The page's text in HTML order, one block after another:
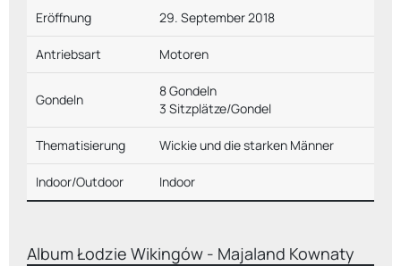
Eröffnung 29. September 2018
Antriebsart Motoren
Gondeln
8 Gondeln
3 Sitzplätze/Gondel
Thematisierung Wickie und die starken Männer
Indoor/Outdoor Indoor
AlbumŁodzie Wikingów - Majaland Kownaty